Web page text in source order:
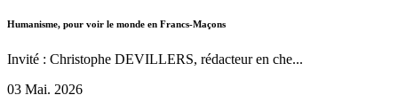
Humanisme, pour voir le monde en Francs-Maçons
Invité : Christophe DEVILLERS, rédacteur en che...
03 Mai. 2026